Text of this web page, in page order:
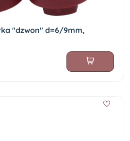
"dzwon" d=6/9mm,